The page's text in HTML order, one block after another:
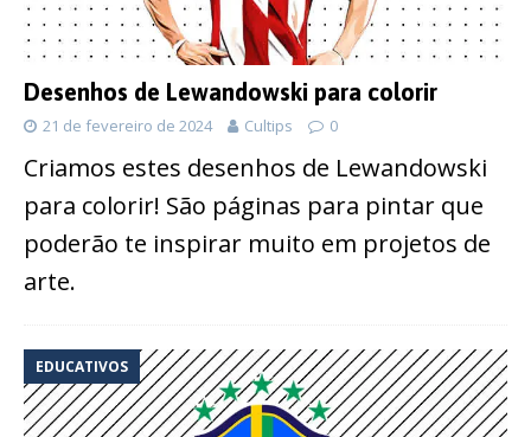
Desenhos de Lewandowski para colorir
21 de fevereiro de 2024 Cultips 0
Criamos estes desenhos de Lewandowski
para colorir! São páginas para pintar que
poderão te inspirar muito em projetos de
arte.
EDUCATIVOS